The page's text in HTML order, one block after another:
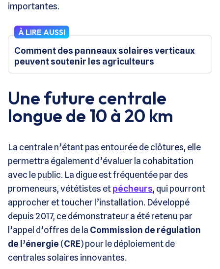
importantes.
À LIRE AUSSI
Comment des panneaux solaires verticaux
peuvent soutenir les agriculteurs
Une future centrale
longue de 10 à 20 km
La centrale n’étant pas entourée de clôtures, elle
permettra également d’évaluer la cohabitation
avec le public. La digue est fréquentée par des
promeneurs, vététistes etpécheurs, qui pourront
approcher et toucher l’installation. Développé
depuis 2017, ce démonstrateur a été retenu par
l’appel d’offres de la Commission de régulation
de l’énergie (CRE) pour le déploiement de
centrales solaires innovantes.